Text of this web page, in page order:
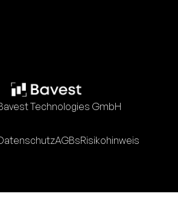
Technologies GmbH
AGBsRisikohinweis